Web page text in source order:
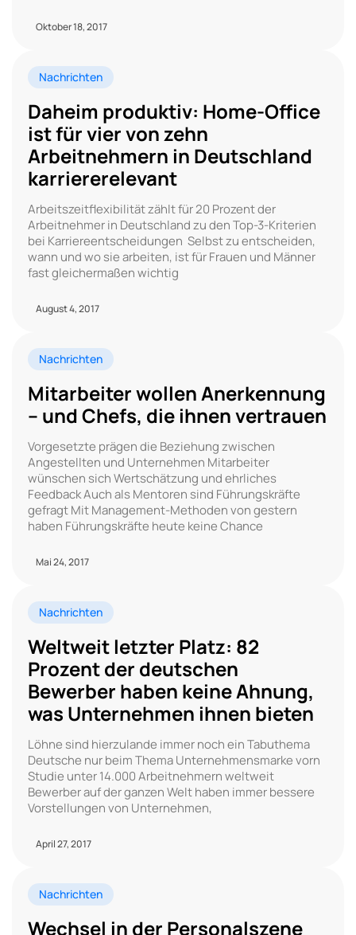
Oktober 18, 2017
Nachrichten
Daheim produktiv: Home-Office
ist für vier von zehn
Arbeitnehmern in Deutschland
karriererelevant
Arbeitszeitflexibilität zählt für 20 Prozent der
Arbeitnehmer in Deutschland zu den Top-3-Kriterien
bei Karriereentscheidungen Selbst zu entscheiden,
wann und wo sie arbeiten, ist für Frauen und Männer
fast gleichermaßen wichtig
August 4, 2017
Nachrichten
Mitarbeiter wollen Anerkennung
– und Chefs, die ihnen vertrauen
Vorgesetzte prägen die Beziehung zwischen
Angestellten und Unternehmen Mitarbeiter
wünschen sich Wertschätzung und ehrliches
Feedback Auch als Mentoren sind Führungskräfte
gefragt Mit Management-Methoden von gestern
haben Führungskräfte heute keine Chance
Mai 24, 2017
Nachrichten
Weltweit letzter Platz: 82
Prozent der deutschen
Bewerber haben keine Ahnung,
was Unternehmen ihnen bieten
Löhne sind hierzulande immer noch ein Tabuthema
Deutsche nur beim Thema Unternehmensmarke vorn
Studie unter 14.000 Arbeitnehmern weltweit
Bewerber auf der ganzen Welt haben immer bessere
Vorstellungen von Unternehmen,
April 27, 2017
Nachrichten
Wechsel in der Personalszene